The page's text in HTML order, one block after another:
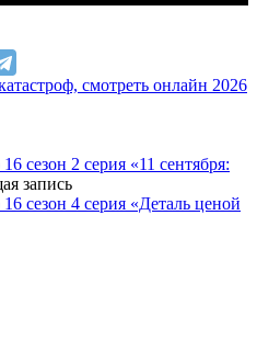
смотреть онлайн 2026
сезон 2 серия «11 сентября:
запись
сезон 4 серия «Деталь ценой